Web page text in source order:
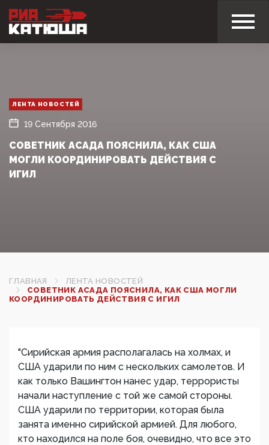
ЛЕНТА НОВОСТЕЙ
19 Сентября 2016
СОВЕТНИК АСАДА ПОЯСНИЛА, КАК США
МОГЛИ КООРДИНИРОВАТЬ ДЕЙСТВИЯ С
ИГИЛ
ГЛАВНАЯ
ЛЕНТА НОВОСТЕЙ
СОВЕТНИК АСАДА ПОЯСНИЛА, КАК США МОГЛИ
КООРДИНИРОВАТЬ ДЕЙСТВИЯ С ИГИЛ
"Сирийская армия располагалась на холмах, и
США ударили по ним с нескольких самолетов. И
как только Вашингтон нанес удар, террористы
начали наступление с той же самой стороны.
США ударили по территории, которая была
занята именно сирийской армией. Для любого,
кто находился на поле боя, очевидно, что все это